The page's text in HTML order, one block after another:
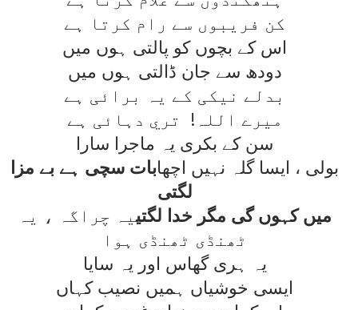
کن فريبوں سے رام کرتا ہے
اس کے بچوں کو پالتی ہوں ميں
دودھ سے جان ڈالتی ہوں ميں
بدلے نيکی کے يہ برائی ہے
ميرے اللہ! تري دہائی ہے
سن کے بکری يہ ماجرا سارا
بولی ، ايسا گلہ نہيں اچھابات سچی ہے بے مزا
لگتی
ميں کہوں گی مگر خدا لگتیيہ چراگہ ، يہ
ٹھنڈی ٹھنڈی ہوا
يہ ہری گھاس اور يہ سايا
ايسی خوشياں ہميں نصيب کہاں